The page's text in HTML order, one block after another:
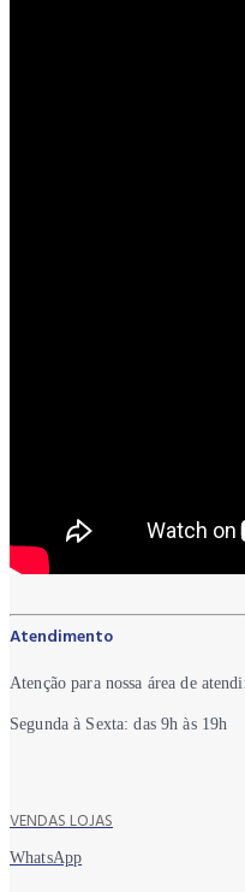
Atendimento
Atenção para nossa área de
Segunda à Sexta: das 9h às 19h
VENDAS LOJAS
WhatsApp